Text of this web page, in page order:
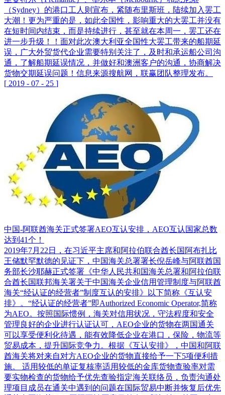
（Sydney）的港口工人则宣布，紧随布里斯班，陆续加入罢工
大潮！更为严重的是，如此全国性，影响重大的大罢工并没有
在短时间内结束，而是持续进行，甚至就在本周一，罢工还在
进一步升级！！面对此次澳大利亚全国性大罢工带来的船期延
误，广大外贸货代企业需要特别关注了，及时和承运船公司沟
通，了解船期延误情况，并做好和澳洲客户的沟通，协商解决
货物交期延误问题！信息来源搜航网，联赢团队整理发布。
[ 2019 - 07 - 25 ]
中国-阿联酋海关正式签署AEO互认安排，AEO互认国家总数
达到41个！
2019年7月22日，在习近平主席和阿拉伯联合酋长国阿布扎比
王储默罕默德的见证下，中国海关总署署长倪岳峰与阿联酋国
务部长沙耶赫正式签署《中华人民共和国海关总署和阿拉伯联
合酋长国联邦海关署关于中国海关企业信用管理制度与阿联酋
海关“经认证的经营者”制度互认的安排》以下简称《互认安
排》。“经认证的经营者”即Authorized Economic Operator,简称
为AEO。按照国际惯例，海关对信用状况，守法程度和安全
管理良好的企业进行认证认可，AEO企业的货物在两国通关
可以享受便利化待遇，能有效降低企业在港口，保险，物流等
贸易成本，提升国际竞争力。根据《互认安排》，中国和阿联
酋海关将对来自对方AEO企业的货物直接给予一下5项便利措
施。 适用较低的单证复核率适用较低的金库货物查验率对需
要实物检查的货物给予优先查验指定海关联络员，负责沟通处
理项目成员在通关中遇到的问题在国际贸易中断并恢复后优先